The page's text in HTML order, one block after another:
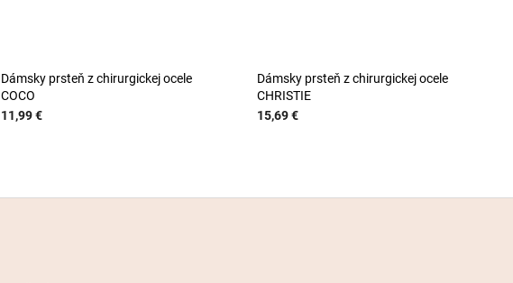
Dámsky prsteň z chirurgickej ocele
COCO
11,99 €
Dámsky prsteň z chirurgickej ocele
CHRISTIE
15,69 €